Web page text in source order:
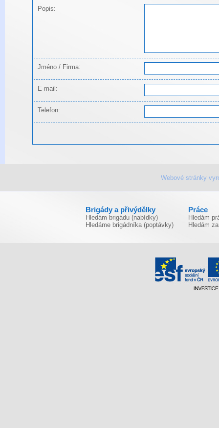
Popis:
Jméno / Firma:
E-mail:
Telefon:
Webové stránky
Brigády a přivýdělky
Hledám brigádu (nabídky)
Hledáme brigádníka (poptávky)
Práce
Hledám
Hledám